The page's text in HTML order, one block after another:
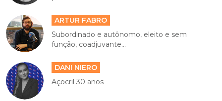
ARTUR FABRO
Subordinado e autônomo, eleito e sem
função, coadjuvante...
DANI NIERO
Açocril 30 anos